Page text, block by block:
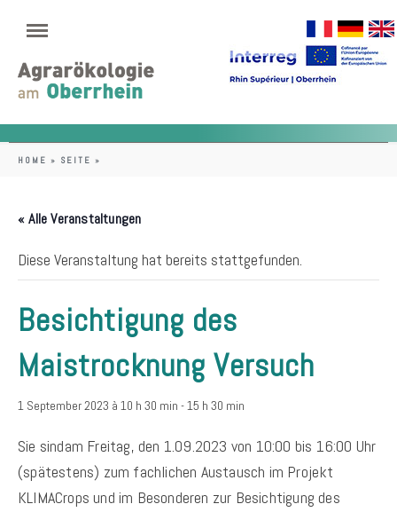
HOME » SEITE »
« Alle Veranstaltungen
Diese Veranstaltung hat bereits stattgefunden.
Besichtigung des
Maistrocknung Versuch
1 September 2023 à 10 h 30 min -15 h 30 min
Sie sindam Freitag, den 1.09.2023 von 10:00 bis 16:00 Uhr
(spätestens) zum fachlichen Austausch im Projekt
KLIMACrops und im Besonderen zur Besichtigung des